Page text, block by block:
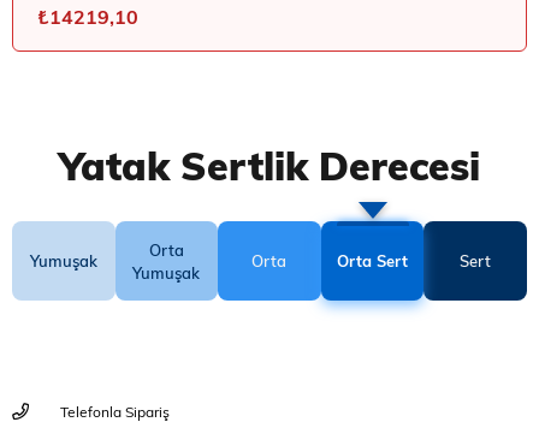
₺14219,10
Yatak Sertlik Derecesi
Yumuşak
Orta
Yumuşak
Orta Orta Sert Sert
Telefonla Sipariş